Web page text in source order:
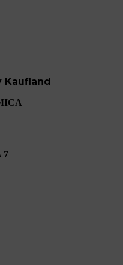
Kaufland
7